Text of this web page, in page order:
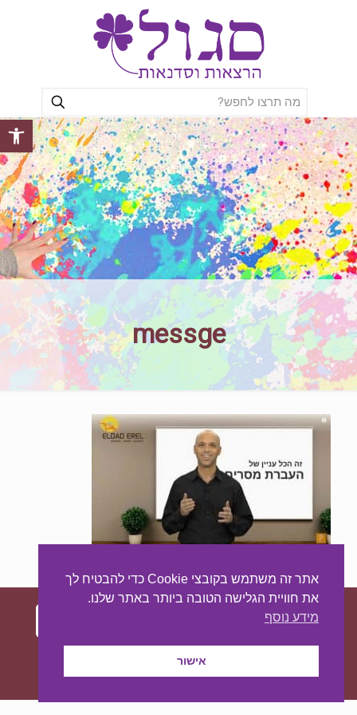
פתח
messge
באינטרנט
אתר זה משתמש בקובצי Cookie כדי להבטיח לך
את חוויית הגלישה הטובה ביותר באתר שלנו.
מידע נוסף
אישור